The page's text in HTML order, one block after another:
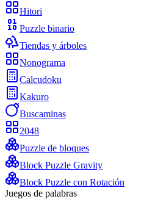
Hitori
Puzzle binario
Tiendas y árboles
Nonograma
Calcudoku
Kakuro
Buscaminas
2048
Puzzle de bloques
Block Puzzle Gravity
Block Puzzle con Rotación
Juegos de palabras